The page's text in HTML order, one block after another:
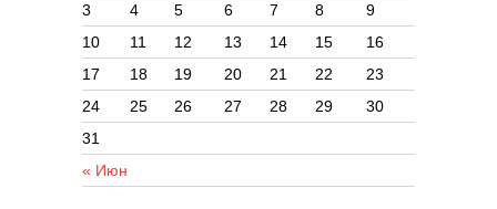
« Июн
3
4 5 6 7 8
9
10
11 12 13 14 15
16
17
18 19 20 21 22
23
24
25 26 27 28 29
30
31